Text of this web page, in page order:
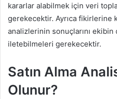
kararlar alabilmek için veri
gerekecektir. Ayrıca fikirlerine
analizlerinin sonuçlarını
iletebilmeleri gerekecektir.
Satın Alma
Olunur?